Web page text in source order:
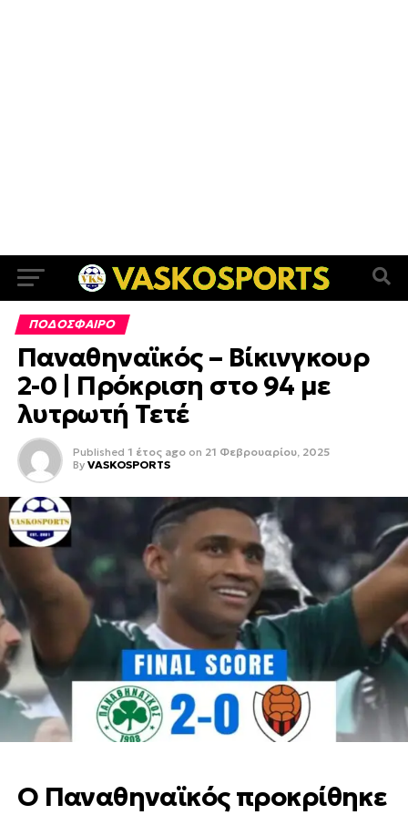
ΠΟΔΟΣΦΑΙΡΟ
Παναθηναϊκός – Βίκινγκουρ
2-0 | Πρόκριση στο 94 με
λυτρωτή Τετέ
Published 1 έτος ago on 21 Φεβρουαρίου, 2025
By VASKOSPORTS
Ο Παναθηναϊκός προκρίθηκε